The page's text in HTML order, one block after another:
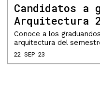
Candidatos a
Arquitectura
Conoce a los
arquitectura del
22 SEP 23